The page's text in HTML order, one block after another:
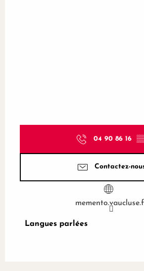
04 90 86 16
Contactez-
Langues parlées
Langues parlées